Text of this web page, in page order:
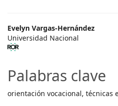
Evelyn Vargas-Hernández
Universidad Nacional
Palabras clave
orientación vocacional, técnicas